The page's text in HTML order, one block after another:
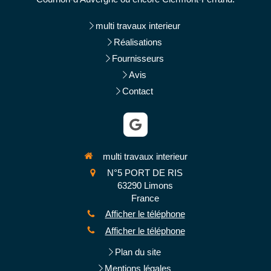
multi travaux interieur
Réalisations
Fournisseurs
Avis
Contact
multi travaux interieur
N°5 PORT DE RIS
63290 Limons
France
Afficher le téléphone
Afficher le téléphone
Plan du site
Mentions légales